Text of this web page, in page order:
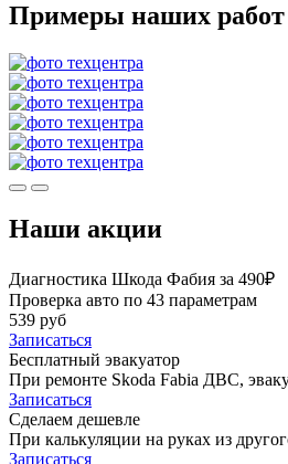
Примеры наших работ
Наши акции
Диагностика Шкода Фабия за 490₽
Проверка авто по 43 параметрам
539 руб
Записаться
Бесплатный эвакуатор
При ремонте Skoda Fabia ДВС,
Записаться
Сделаем дешевле
При калькуляции на руках из
Записаться